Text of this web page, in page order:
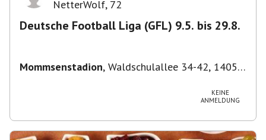
NetterWolf, 72
Deutsche Football Liga (GFL) 9.5. bis 29.8.
Mommsenstadion, Waldschulallee 34-42, 14055
KEINE
ANMELDUNG